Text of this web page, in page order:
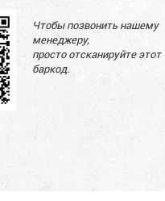
Чтобы позвонить нашему
менеджеру,
просто отсканируйте этот
баркод.